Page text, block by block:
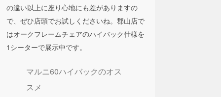
の違い以上に座り心地にも差がありますの
で、ぜひ店頭でお試しくださいね。郡山店で
はオークフレームチェアのハイバック仕様を
1シーターで展示中です。
マルニ60ハイバックのオス
スメ